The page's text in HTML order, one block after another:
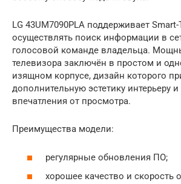
LG 43UM7090PLA поддерживает
осуществлять поиск информации в
голосовой команде владельца.
телевизора заключён в простом и
изящном корпусе, дизайн которого
дополнительную эстетику интерьеру
впечатления от просмотра.
Преимущества модели:
регулярные обновления ПО;
хорошее качество и скорость